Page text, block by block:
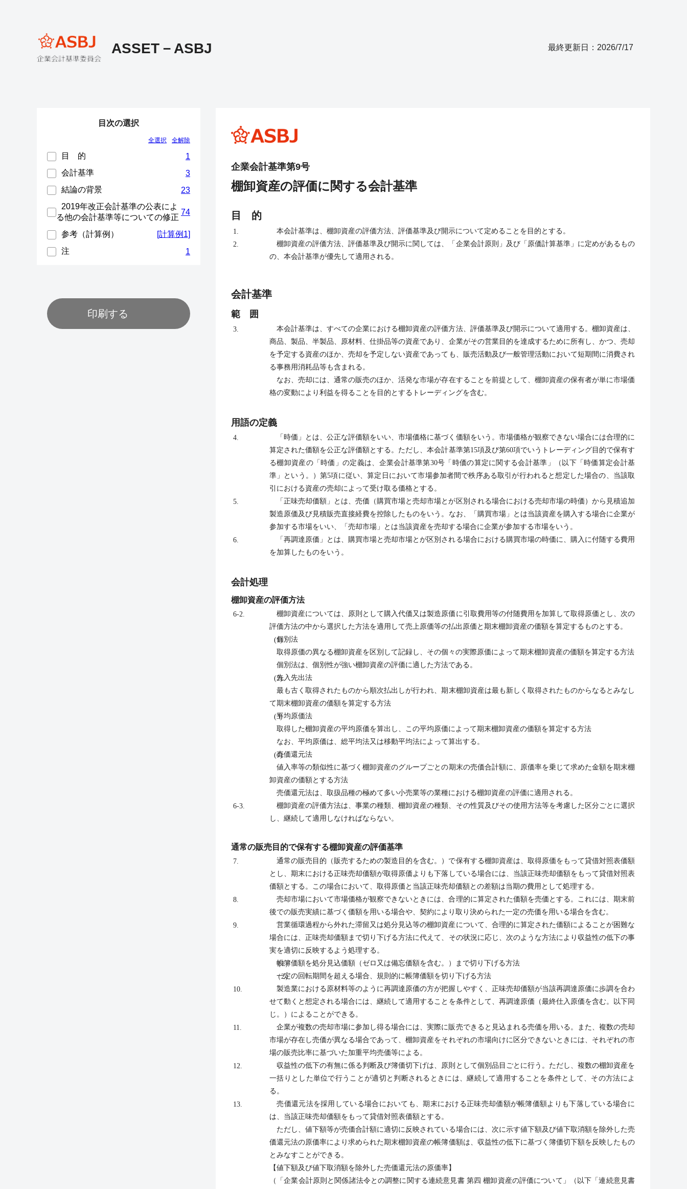
ASSET－ASBJ 最終更新日：2026/7/17
目次の選択
全選択 全解除
目 的
1
会計基準
3
結論の背景
23
2019年改正会計基準の公表によ
る他の会計基準等についての修正
74
参考（計算例）
[計算例1]
注
1
印刷する
企業会計基準第9号
棚卸資産の評価に関する会計基準
目 的
1.
本会計基準は、棚卸資産の評価方法、評価基準及び開示について定めることを目的とする。
2.
棚卸資産の評価方法、評価基準及び開示に関しては、「企業会計原則」及び「原価計算基準」に定めがあるもの
の、本会計基準が優先して適用される。
会計基準
範 囲
3.
本会計基準は、すべての企業における棚卸資産の評価方法、評価基準及び開示について適用する。棚卸資産は、
商品、製品、半製品、原材料、仕掛品等の資産であり、企業がその営業目的を達成するために所有し、かつ、売却
を予定する資産のほか、売却を予定しない資産であっても、販売活動及び一般管理活動において短期間に消費され
る事務用消耗品等も含まれる。
なお、売却には、通常の販売のほか、活発な市場が存在することを前提として、棚卸資産の保有者が単に市場価
格の変動により利益を得ることを目的とするトレーディングを含む。
用語の定義
4.
「時価」とは、公正な評価額をいい、市場価格に基づく価額をいう。市場価格が観察できない場合には合理的に
算定された価額を公正な評価額とする。ただし、本会計基準第15項及び第60項でいうトレーディング目的で保有す
る棚卸資産の「時価」の定義は、企業会計基準第30号「時価の算定に関する会計基準」（以下「時価算定会計基
準」という。）第5項に従い、算定日において市場参加者間で秩序ある取引が行われると想定した場合の、当該取
引における資産の売却によって受け取る価格とする。
5.
「正味売却価額」とは、売価（購買市場と売却市場とが区別される場合における売却市場の時価）から見積追加
製造原価及び見積販売直接経費を控除したものをいう。なお、「購買市場」とは当該資産を購入する場合に企業が
参加する市場をいい、「売却市場」とは当該資産を売却する場合に企業が参加する市場をいう。
6.
「再調達原価」とは、購買市場と売却市場とが区別される場合における購買市場の時価に、購入に付随する費用
を加算したものをいう。
会計処理
棚卸資産の評価方法
6-2.
棚卸資産については、原則として購入代価又は製造原価に引取費用等の付随費用を加算して取得原価とし、次の
評価方法の中から選択した方法を適用して売上原価等の払出原価と期末棚卸資産の価額を算定するものとする。
(1)
個別法
取得原価の異なる棚卸資産を区別して記録し、その個々の実際原価によって期末棚卸資産の価額を算定する方法
個別法は、個別性が強い棚卸資産の評価に適した方法である。
(2)
先入先出法
最も古く取得されたものから順次払出しが行われ、期末棚卸資産は最も新しく取得されたものからなるとみなし
て期末棚卸資産の価額を算定する方法
(3)
平均原価法
取得した棚卸資産の平均原価を算出し、この平均原価によって期末棚卸資産の価額を算定する方法
なお、平均原価は、総平均法又は移動平均法によって算出する。
(4)
売価還元法
値入率等の類似性に基づく棚卸資産のグループごとの期末の売価合計額に、原価率を乗じて求めた金額を期末棚
卸資産の価額とする方法
売価還元法は、取扱品種の極めて多い小売業等の業種における棚卸資産の評価に適用される。
6-3.
棚卸資産の評価方法は、事業の種類、棚卸資産の種類、その性質及びその使用方法等を考慮した区分ごとに選択
し、継続して適用しなければならない。
通常の販売目的で保有する棚卸資産の評価基準
7.
通常の販売目的（販売するための製造目的を含む。）で保有する棚卸資産は、取得原価をもって貸借対照表価額
とし、期末における正味売却価額が取得原価よりも下落している場合には、当該正味売却価額をもって貸借対照表
価額とする。この場合において、取得原価と当該正味売却価額との差額は当期の費用として処理する。
8.
売却市場において市場価格が観察できないときには、合理的に算定された価額を売価とする。これには、期末前
後での販売実績に基づく価額を用いる場合や、契約により取り決められた一定の売価を用いる場合を含む。
9.
営業循環過程から外れた滞留又は処分見込等の棚卸資産について、合理的に算定された価額によることが困難な
場合には、正味売却価額まで切り下げる方法に代えて、その状況に応じ、次のような方法により収益性の低下の事
実を適切に反映するよう処理する。
（1）
帳簿価額を処分見込価額（ゼロ又は備忘価額を含む。）まで切り下げる方法
（2）
一定の回転期間を超える場合、規則的に帳簿価額を切り下げる方法
10.
製造業における原材料等のように再調達原価の方が把握しやすく、正味売却価額が当該再調達原価に歩調を合わ
せて動くと想定される場合には、継続して適用することを条件として、再調達原価（最終仕入原価を含む。以下同
じ。）によることができる。
11.
企業が複数の売却市場に参加し得る場合には、実際に販売できると見込まれる売価を用いる。また、複数の売却
市場が存在し売価が異なる場合であって、棚卸資産をそれぞれの市場向けに区分できないときには、それぞれの市
場の販売比率に基づいた加重平均売価等による。
12.
収益性の低下の有無に係る判断及び簿価切下げは、原則として個別品目ごとに行う。ただし、複数の棚卸資産を
一括りとした単位で行うことが適切と判断されるときには、継続して適用することを条件として、その方法によ
る。
13.
売価還元法を採用している場合においても、期末における正味売却価額が帳簿価額よりも下落している場合に
は、当該正味売却価額をもって貸借対照表価額とする。
ただし、値下額等が売価合計額に適切に反映されている場合には、次に示す値下額及び値下取消額を除外した売
価還元法の原価率により求められた期末棚卸資産の帳簿価額は、収益性の低下に基づく簿価切下額を反映したもの
とみなすことができる。
【値下額及び値下取消額を除外した売価還元法の原価率】
（「企業会計原則と関係諸法令との調整に関する連続意見書 第四 棚卸資産の評価について」（以下「連続意見書